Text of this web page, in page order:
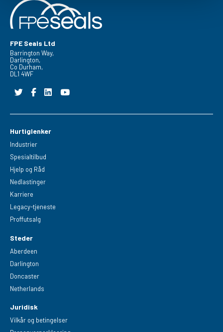
FPE Seals Ltd
Barrington Way,
Darlington,
Co Durham,
DL1 4WF
Hurtiglenker
Industrier
Spesialtilbud
Hjelp og Råd
Nedlastinger
Karriere
Legacy-tjeneste
Proffutsalg
Steder
Aberdeen
Darlington
Doncaster
Netherlands
Juridisk
Vilkår og betingelser